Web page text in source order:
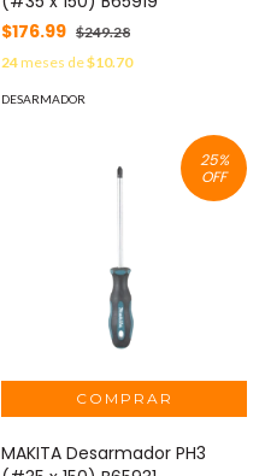
$176.99 $249.28
24meses de$10.70
DESARMADOR
25%
OFF
MAKITA Desarmador PH3